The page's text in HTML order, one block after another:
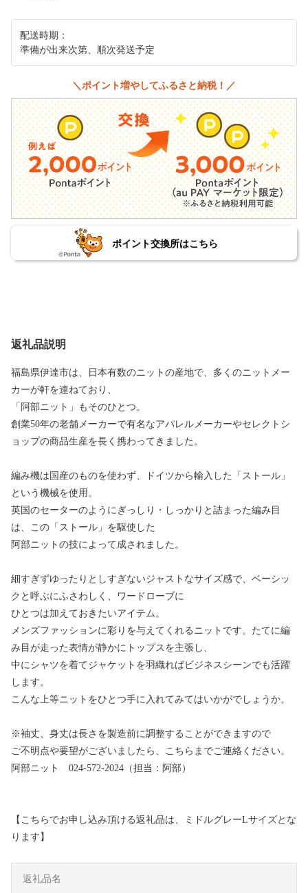
配送時期：
準備が出来次第、順次発送予定
＼ポイント増やしてふるさと納税！／
ポイント交換所はこちら
返礼品説明
福島県伊達市は、日本有数のニットの産地で、多くのニットメー
カーが軒を連ねており、
「阿部ニット」もそのひとつ。
創業50年の老舗メーカーで有名なアパレルメーカーやセレクトシ
ョップの商品生産を長く携わってきました。
編み機は国産のものを使わず、ドイツから輸入した「ストール」
という機械を使用。
英国のセーターのようにぎっしり・しっかりと詰まった編み目
は、この「ストール」を駆使した
阿部ニットの技によって成されました。
細すぎずゆったりとしすぎないジャストなサイズ感で、ベーシッ
クと呼ぶにふさわしく、ワードローブに
ひとつは加えておきたいアイテム。
メンズファッションに彩りを与えてくれるニットです。たてに編
み目が走った表情が静かにトップスを主張し、
中にシャツを着てジャケットを羽織ればビジネスシーンでも活躍
します。
こんな上等ニットをひとつ手に入れてみてはいかがでしょうか。
※袖丈、身丈は長さを製造前に調整することができますので
ご不明点や要望がございましたら、こちらまでご連絡ください。
阿部ニット 024-572-2024（担当：阿部）
【こちらでお申し込み頂ける返礼品は、ミドルグレーLサイズとな
ります】
返礼品名